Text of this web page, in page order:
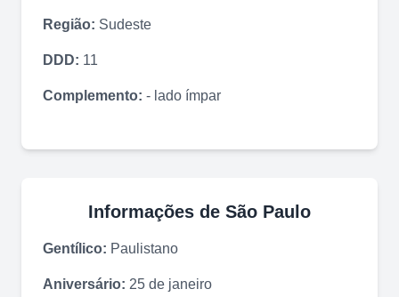
Região: Sudeste
DDD: 11
Complemento: - lado ímpar
Informações de São Paulo
Gentílico: Paulistano
Aniversário: 25 de janeiro